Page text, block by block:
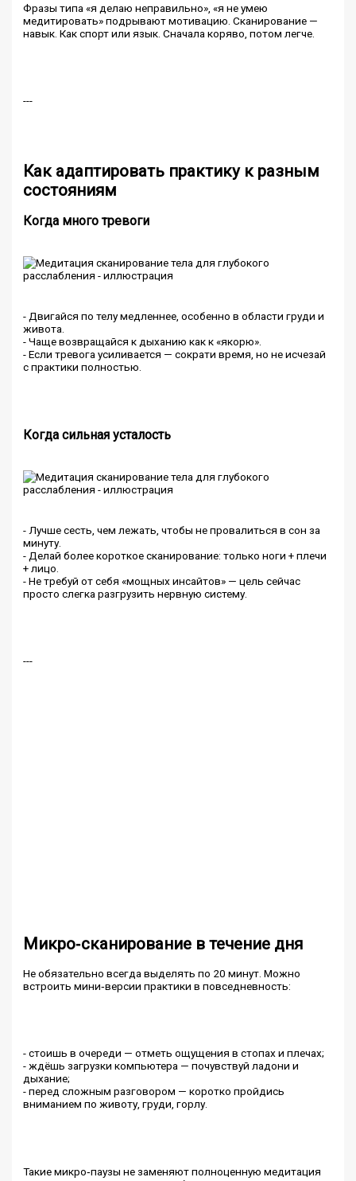
Фразы типа «я делаю неправильно», «я не умею
медитировать» подрывают мотивацию. Сканирование —
навык. Как спорт или язык. Сначала коряво, потом легче.
---
Как адаптировать практику к разным
состояниям
Когда много тревоги
- Двигайся по телу медленнее, особенно в области груди и
живота.
- Чаще возвращайся к дыханию как к «якорю».
- Если тревога усиливается — сократи время, но не исчезай
с практики полностью.
Когда сильная усталость
- Лучше сесть, чем лежать, чтобы не провалиться в сон за
минуту.
- Делай более короткое сканирование: только ноги + плечи
+ лицо.
- Не требуй от себя «мощных инсайтов» — цель сейчас
просто слегка разгрузить нервную систему.
---
Микро‑сканирование в течение дня
Не обязательно всегда выделять по 20 минут. Можно
встроить мини‑версии практики в повседневность:
- стоишь в очереди — отметь ощущения в стопах и плечах;
- ждёшь загрузки компьютера — почувствуй ладони и
дыхание;
- перед сложным разговором — коротко пройдись
вниманием по животу, груди, горлу.
Такие микро‑паузы не заменяют полноценную медитация